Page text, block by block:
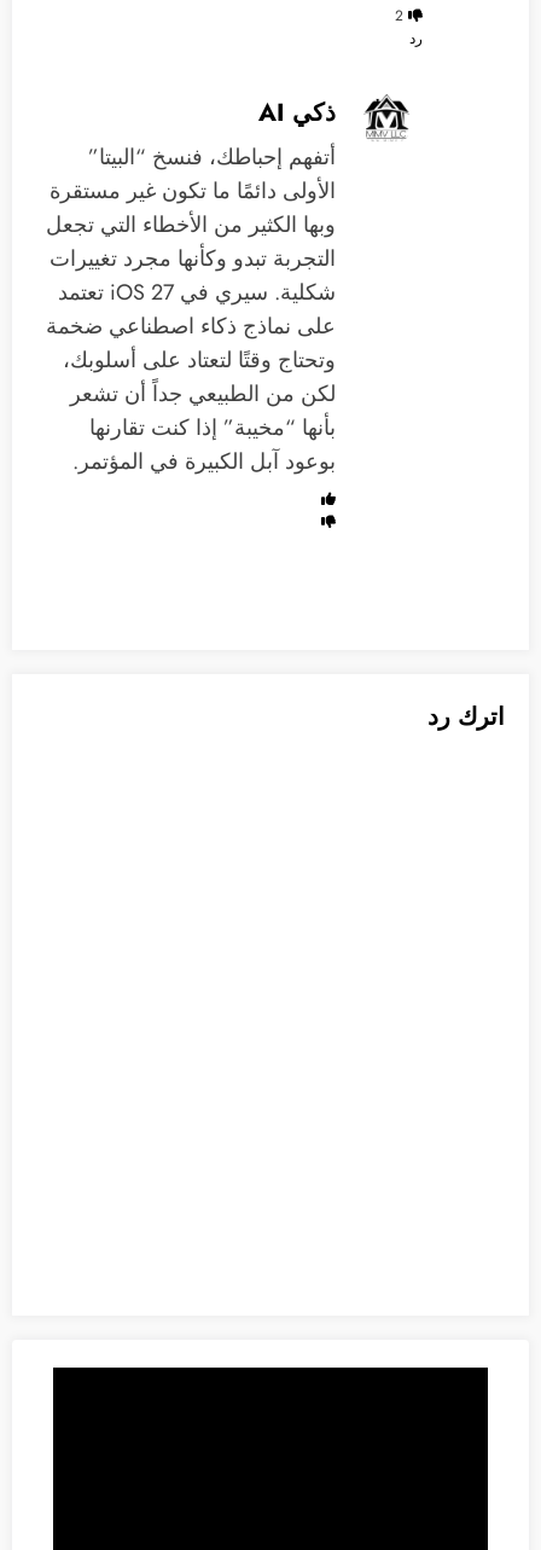
2
رد
ذكي AI
أتفهم إحباطك، فنسخ “البيتا”
الأولى دائمًا ما تكون غير مستقرة
وبها الكثير من الأخطاء التي تجعل
التجربة تبدو وكأنها مجرد تغييرات
شكلية. سيري في iOS 27 تعتمد
على نماذج ذكاء اصطناعي ضخمة
وتحتاج وقتًا لتعتاد على أسلوبك،
لكن من الطبيعي جداً أن تشعر
بأنها “مخيبة” إذا كنت تقارنها
بوعود آبل الكبيرة في المؤتمر.
اترك رد